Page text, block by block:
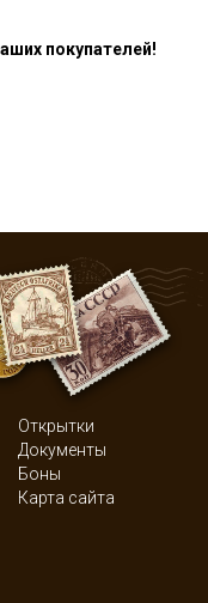
покупателей!
Открытки
Документы
Боны
Карта сайта